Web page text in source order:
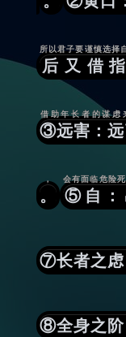
后又借
所以君子要谨慎选择
③远害：远
借助年长者的谋虑
。
，
⑤自：
会有面临危险
⑦长者之虑
⑧全身之阶